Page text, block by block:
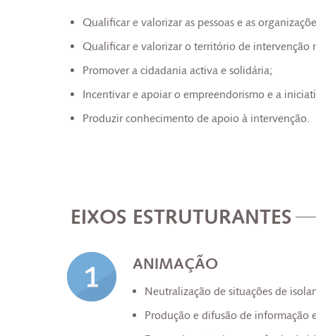
Qualificar e valorizar as pessoas e as
Qualificar e valorizar o território de intervenção
Promover a cidadania activa e solidária;
Incentivar e apoiar o empreendorismo e a
Produzir conhecimento de apoio à intervenção.
EIXOS ESTRUTURANTES
ANIMAÇÃO
Neutralização de situações de
Produção e difusão de informação